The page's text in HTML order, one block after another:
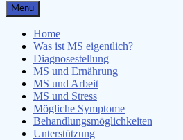
Menu
Home
Was ist MS eigentlich?
Diagnosestellung
MS und Ernährung
MS und Arbeit
MS und Stress
Mögliche Symptome
Behandlungsmöglichkeiten
Unterstützung